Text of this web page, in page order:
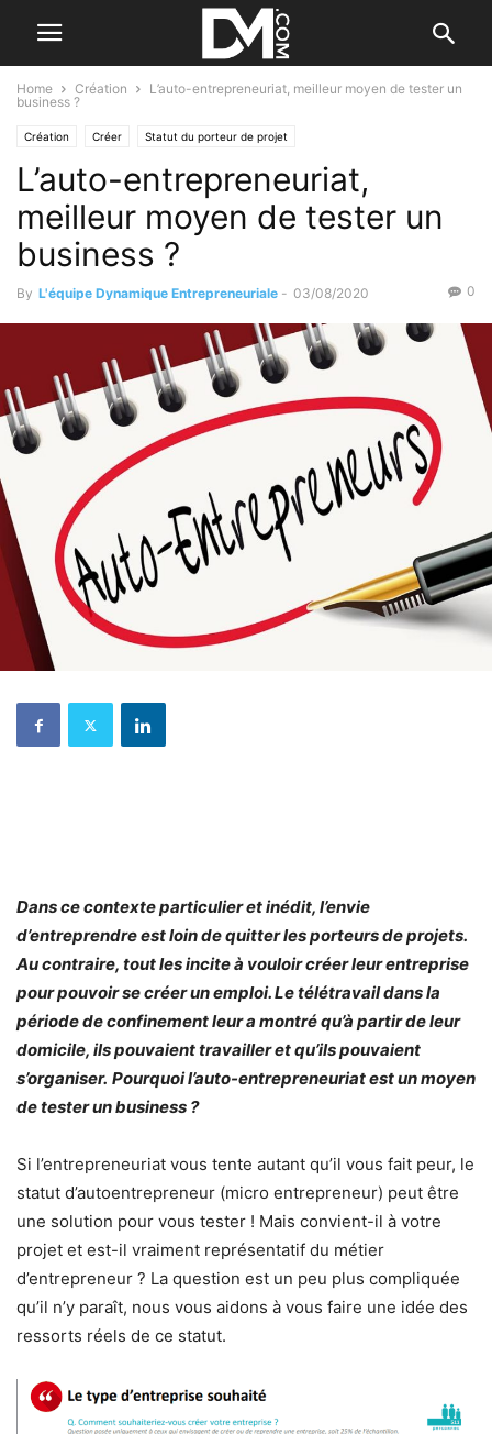
Home Création
L’auto-entrepreneuriat, meilleur moyen de tester un
business ?
Création Créer Statut du porteur de projet
L’auto-entrepreneuriat,
meilleur moyen de tester un
business ?
By L'équipe Dynamique Entrepreneuriale - 03/08/2020 0
Dans ce contexte particulier et inédit, l’envie
d’entreprendre est loin de quitter les porteurs de projets.
Au contraire, tout les incite à vouloir créer leur entreprise
pour pouvoir se créer un emploi. Le télétravail dans la
période de confinement leur a montré qu’à partir de leur
domicile, ils pouvaient travailler et qu’ils pouvaient
s’organiser. Pourquoi l’auto-entrepreneuriat est un moyen
de tester un business ?
Si l’entrepreneuriat vous tente autant qu’il vous fait peur, le
statut d’autoentrepreneur (micro entrepreneur) peut être
une solution pour vous tester ! Mais convient-il à votre
projet et est-il vraiment représentatif du métier
d’entrepreneur ? La question est un peu plus compliquée
qu’il n’y paraît, nous vous aidons à vous faire une idée des
ressorts réels de ce statut.